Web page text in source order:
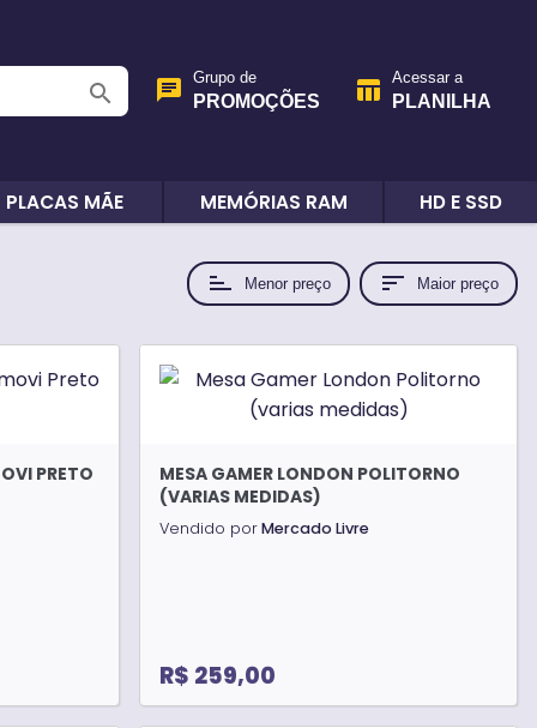
search chat Grupo de
PROMOÇÕES table_chart Acessar a
PLANILHA
PLACAS MÃE MEMÓRIAS RAM HD E SSD
sort Menor preço sort Maior preço
PRETO
MESA GAMER LONDON POLITORNO
(VARIAS MEDIDAS)
Vendido porMercado Livre
R$ 259,00